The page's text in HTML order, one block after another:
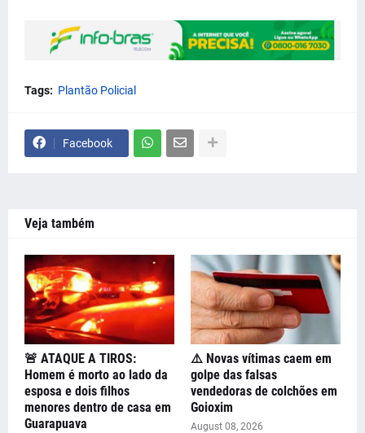
Tags: Plantão Policial
Facebook
Veja também
🚨 ATAQUE A TIROS:
Homem é morto ao lado da
esposa e dois filhos
menores dentro de casa em
Guarapuava
⚠️ Novas vítimas caem em
golpe das falsas
vendedoras de colchões em
Goioxim
August 08, 2026